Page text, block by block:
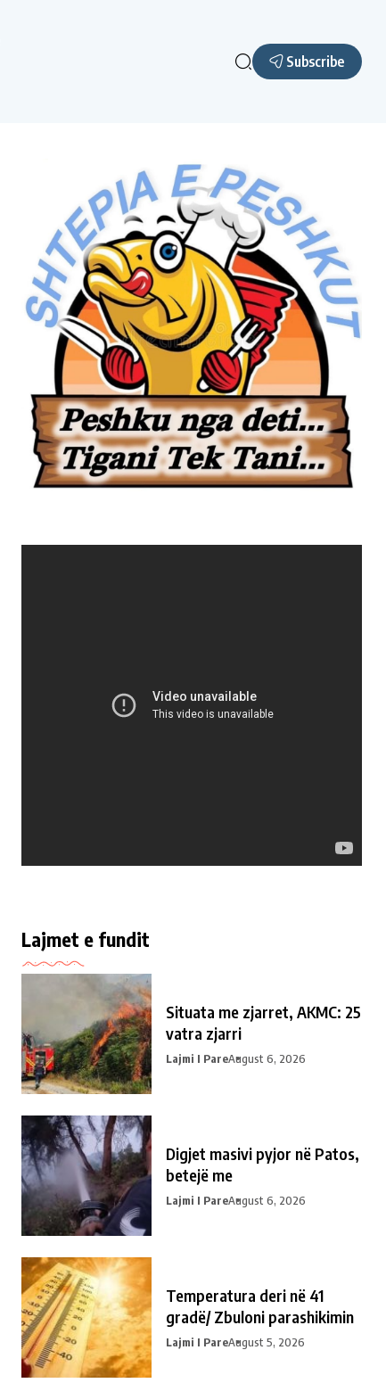
Subscribe
Lajmet e fundit
Situata me zjarret, AKMC: 25
vatra zjarri
Lajmi I PareAugust 6, 2026
Digjet masivi pyjor në Patos,
betejë me
Lajmi I PareAugust 6, 2026
Temperatura deri në 41
gradë/ Zbuloni parashikimin
Lajmi I PareAugust 5, 2026